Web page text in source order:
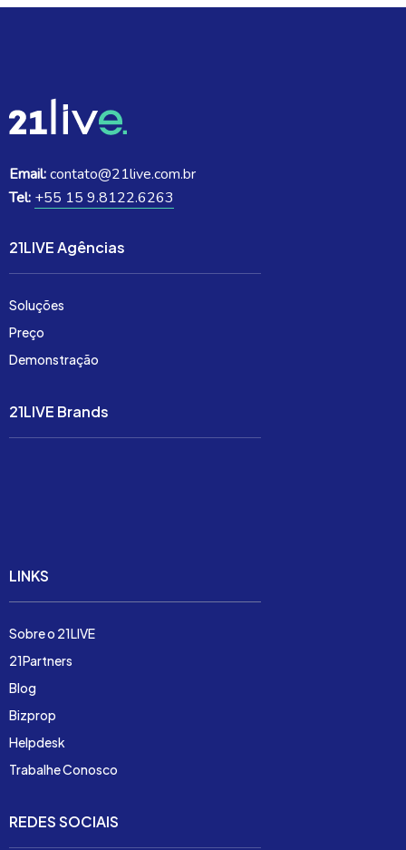
Email:contato@21live.com.br
Tel: +55 15 9.8122.6263
21LIVE Agências
Soluções
Preço
Demonstração
21LIVE Brands
LINKS
Sobre o 21LIVE
21Partners
Blog
Bizprop
Helpdesk
Trabalhe Conosco
REDES SOCIAIS